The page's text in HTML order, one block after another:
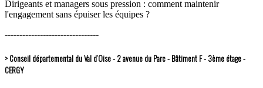
Dirigeants et managers sous pression : comment maintenir
l'engagement sans épuiser les équipes ?
--------------------------------
> Conseil départemental du Val d’Oise - 2 avenue du Parc - Bâtiment F - 3ème étage -
CERGY